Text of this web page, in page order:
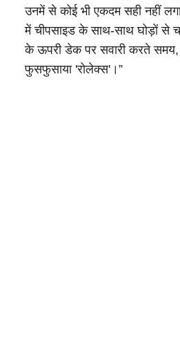
उनमें से कोई भी एकदम सही नहीं
में चीपसाइड के साथ-साथ घोड़ों से
के ऊपरी डेक पर सवारी करते
फुसफुसाया 'रोलेक्स'।”